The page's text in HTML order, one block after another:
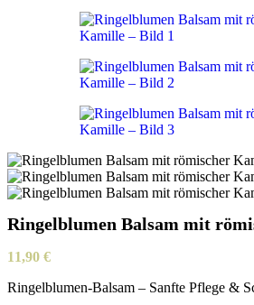
Ringelblumen Balsam mit
11,90 €
Ringelblumen-Balsam – Sanfte Pflege &